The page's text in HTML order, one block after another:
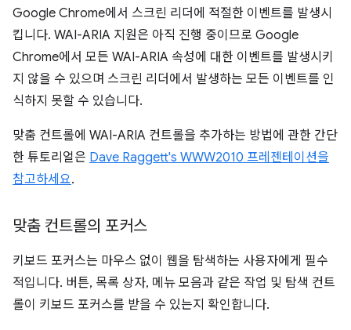
Google Chrome에서 스크린 리더에 적절한 이벤트를 발생시
킵니다. WAI-ARIA 지원은 아직 진행 중이므로 Google
Chrome에서 모든 WAI-ARIA 속성에 대한 이벤트를 발생시키
지 않을 수 있으며 스크린 리더에서 발생하는 모든 이벤트를 인
식하지 못할 수 있습니다.
맞춤 컨트롤에 WAI-ARIA 컨트롤을 추가하는 방법에 관한 간단
한 튜토리얼은 Dave Raggett's WWW2010 프레젠테이션을
참고하세요.
맞춤 컨트롤의 포커스
키보드 포커스는 마우스 없이 웹을 탐색하는 사용자에게 필수
적입니다. 버튼, 목록 상자, 메뉴 모음과 같은 작업 및 탐색 컨트
롤이 키보드 포커스를 받을 수 있는지 확인합니다.